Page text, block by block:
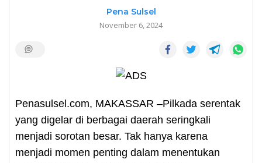
Pena Sulsel
November 6, 2024
Penasulsel.com, MAKASSAR –Pilkada serentak
yang digelar di berbagai daerah seringkali
menjadi sorotan besar. Tak hanya karena
menjadi momen penting dalam menentukan